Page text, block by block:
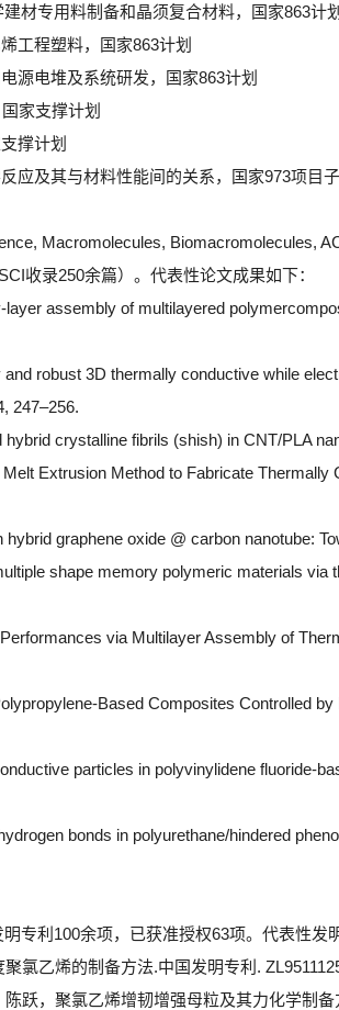
材专用料制备和晶须复合材料，国家863计划
工程塑料，国家863计划
源电堆及系统研发，国家863计划
家支撑计划
撑计划
应及其与材料性能间的关系，国家973项目
Macromolecules, Biomacromolecules,
收录250余篇）。代表性论文成果如下：
assembly of multilayered
robust 3D thermally conductive while
247–256.
crystalline fibrils (shish) in CNT/PLA
Extrusion Method to Fabricate
graphene oxide @ carbon nanotube:
shape memory polymeric materials via
via Multilayer Assembly of
Based Composites Controlled
particles in polyvinylidene fluoride-
bonds in polyurethane/hindered
专利100余项，已获准授权63项。代表性发
氯乙烯的制备方法.中国发明专利.
跃，聚氯乙烯增韧增强母粒及其力化学制